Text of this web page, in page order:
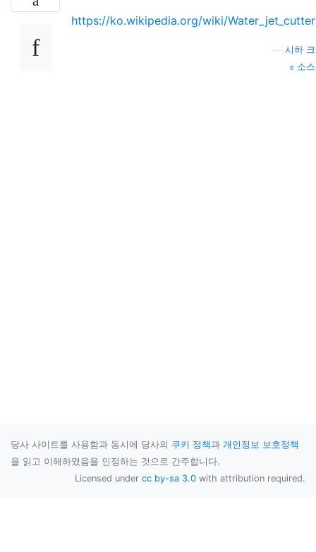
https://ko.wikipedia.org/wiki/Water_jet_cutter
시하 크
소스
당사 사이트를 사용함과 동시에 당사의 쿠키 정책과 개인정보 보호정책
을 읽고 이해하였음을 인정하는 것으로 간주합니다.
Licensed under cc by-sa 3.0 with attribution required.